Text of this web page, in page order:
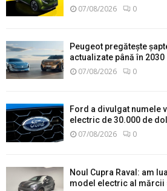
07/08/2026 0
Peugeot pregătește
actualizate până în 2030
07/08/2026 0
Ford a divulgat numele
electric de 30.000 de
07/08/2026 0
Noul Cupra Raval: am
model electric al mărcii